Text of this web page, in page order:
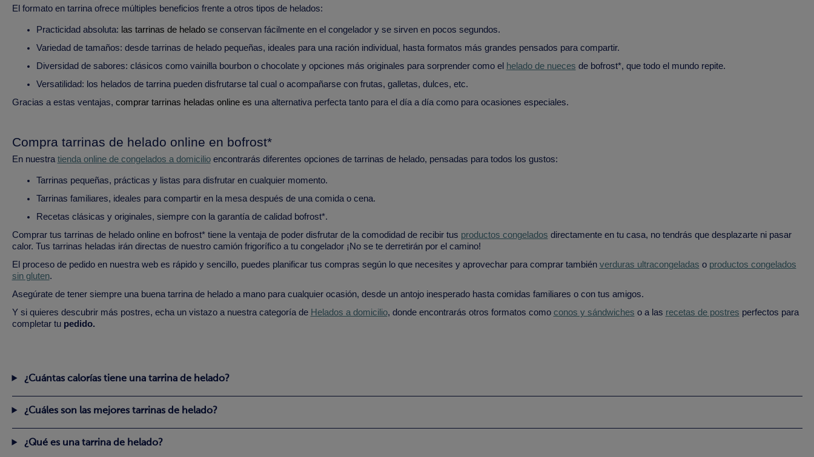
El formato en tarrina ofrece múltiples beneficios frente a otros tipos de helados:
Practicidad absoluta: las tarrinas de heladose conservan fácilmente en el congelador y se sirven en pocos segundos.
Variedad de tamaños: desde tarrinas de helado pequeñas, ideales para una ración individual, hasta formatos más grandes pensados para compartir.
Diversidad de sabores: clásicos como vainilla bourbon o chocolate y opciones más originales para sorprender como el helado de nueces de bofrost*, que todo el mundo repite.
Versatilidad: los helados de tarrina pueden disfrutarse tal cual o acompañarse con frutas, galletas, dulces, etc.
Gracias a estas ventajas, comprar tarrinas heladas online es una alternativa perfecta tanto para el día a día como para ocasiones especiales.
Compra tarrinas de helado online en bofrost*
En nuestra tienda online de congelados a domicilioencontrarás diferentes opciones de tarrinas de helado, pensadas para todos los gustos:
Tarrinas pequeñas, prácticas y listas para disfrutar en cualquier momento.
Tarrinas familiares, ideales para compartir en la mesa después de una comida o cena.
Recetas clásicas y originales, siempre con la garantía de calidad bofrost*.
Comprar tus tarrinas de helado online en bofrost* tiene la ventaja de poder disfrutar de la comodidad de recibir tus productos congelados directamente en tu casa, no tendrás que desplazarte ni pasar
calor. Tus tarrinas heladas irán directas de nuestro camión frigorífico a tu congelador ¡No se te derretirán por el camino!
El proceso de pedido en nuestra web es rápido y sencillo, puedes planificar tus compras según lo que necesites y aprovechar para comprar también verduras ultracongeladas o productos congelados
sin gluten.
Asegúrate de tener siempre una buena tarrina de helado a mano para cualquier ocasión, desde un antojo inesperado hasta comidas familiares o con tus amigos.
Y si quieres descubrir más postres, echa un vistazo a nuestra categoría de Helados a domicilio, donde encontrarás otros formatos como conos y sándwiches o a las recetas de postres perfectos para
completar tupedido.
¿Cuántas calorías tiene una tarrina de helado?
¿Cuáles son las mejores tarrinas de helado?
¿Qué es una tarrina de helado?